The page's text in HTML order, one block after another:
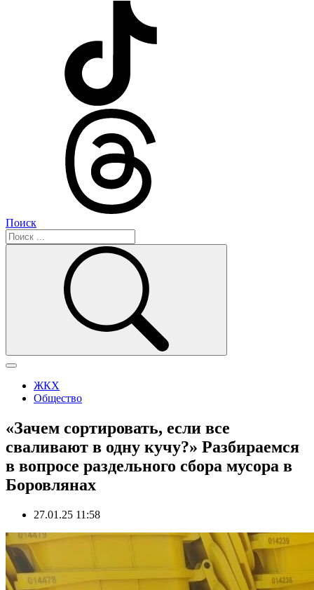
Поиск
ЖКХ
Общество
«Зачем сортировать, если все
сваливают в одну кучу?» Разбираемся
в вопросе раздельного сбора мусора в
Боровлянах
27.01.25 11:58